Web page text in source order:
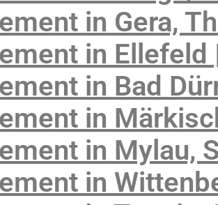
in Gera,
in Ellefeld
in Bad
in
in Mylau,
in